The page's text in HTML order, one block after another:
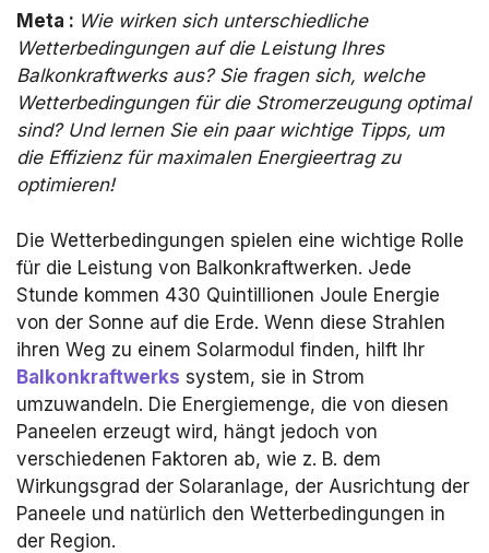
Meta : Wie wirken sich unterschiedliche
Wetterbedingungen auf die Leistung Ihres
Balkonkraftwerks aus? Sie fragen sich, welche
Wetterbedingungen für die Stromerzeugung optimal
sind? Und lernen Sie ein paar wichtige Tipps, um
die Effizienz für maximalen Energieertrag zu
optimieren!
Die Wetterbedingungen spielen eine wichtige Rolle
für die Leistung von Balkonkraftwerken. Jede
Stunde kommen 430 Quintillionen Joule Energie
von der Sonne auf die Erde. Wenn diese Strahlen
ihren Weg zu einem Solarmodul finden, hilft Ihr
Balkonkraftwerks system, sie in Strom
umzuwandeln. Die Energiemenge, die von diesen
Paneelen erzeugt wird, hängt jedoch von
verschiedenen Faktoren ab, wie z. B. dem
Wirkungsgrad der Solaranlage, der Ausrichtung der
Paneele und natürlich den Wetterbedingungen in
der Region.